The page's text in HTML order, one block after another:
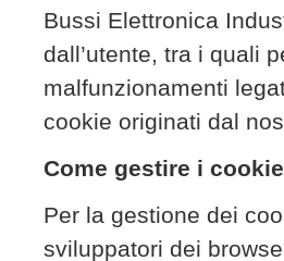
Bussi Elettronica
dall’utente, tra i quali
malfunzionamenti
cookie originati dal
Come gestire i
Per la gestione dei
sviluppatori dei